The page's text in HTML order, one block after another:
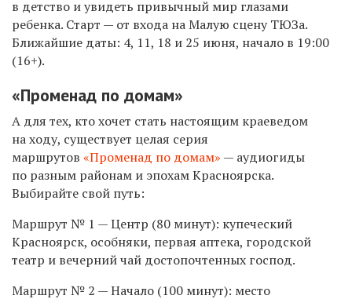
в детство и увидеть привычный мир глазами
ребенка. Старт — от входа на Малую сцену ТЮЗа.
Ближайшие даты: 4, 11, 18 и 25 июня, начало в 19:00
(16+).
«Променад по домам»
А для тех, кто хочет стать настоящим краеведом
на ходу, существует целая серия
маршрутов «Променад по домам» — аудиогиды
по разным районам и эпохам Красноярска.
Выбирайте свой путь:
Маршрут № 1 — Центр (80 минут): купеческий
Красноярск, особняки, первая аптека, городской
театр и вечерний чай достопочтенных господ.
Маршрут № 2 — Начало (100 минут): место